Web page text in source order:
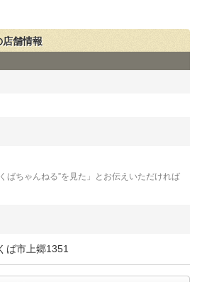
店舗情報
ばちゃんねる”を見た」とお伝えいただければ
ば市上郷1351